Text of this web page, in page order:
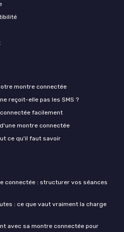
montre connectée
reçoit-elle pas les SMS ?
facilement
montre connectée
ce qu'il faut savoir
connectée : structurer vos séances
: ce que vaut vraiment la charge
avec sa montre connectée pour